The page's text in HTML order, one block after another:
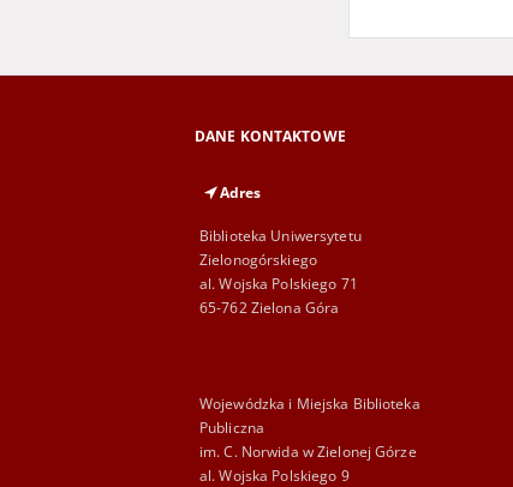
DANE KONTAKTOWE
Adres
Biblioteka Uniwersytetu
Zielonogórskiego
al. Wojska Polskiego 71
65-762 Zielona Góra
Wojewódzka i Miejska Biblioteka
Publiczna
im. C. Norwida w Zielonej Górze
al. Wojska Polskiego 9